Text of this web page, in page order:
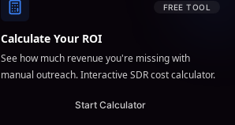
FREE TOOL
Calculate Your ROI
See how much revenue you're missing with
manual outreach. Interactive SDR cost calculator.
Start Calculator